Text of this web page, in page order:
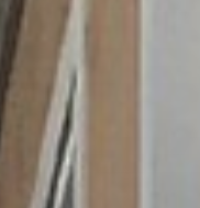
VÁROS
KIEMELT
LÁTVÁNYOSSÁGOK